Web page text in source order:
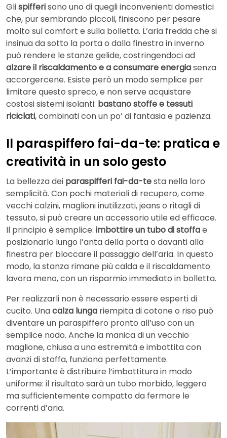
Glispifferisono uno di quegli inconvenienti domestici
che, pur sembrando piccoli, finiscono per pesare
molto sul comfort e sulla bolletta. L’aria fredda che si
insinua da sotto la porta o dalla finestra in inverno
può rendere le stanze gelide, costringendoci ad
alzare il riscaldamento e a consumare energiasenza
accorgercene. Esiste però un modo semplice per
limitare questo spreco, e non serve acquistare
costosi sistemi isolanti: bastano stoffe e tessuti
riciclati, combinati con un po’ di fantasia e pazienza.
Il paraspiffero fai-da-te: pratica e
creatività in un solo gesto
La bellezza dei paraspifferi fai-da-testa nella loro
semplicità. Con pochi materiali di recupero, come
vecchi calzini, maglioni inutilizzati, jeans o ritagli di
tessuto, si può creare un accessorio utile ed efficace.
Il principio è semplice: imbottire un tubo di stoffae
posizionarlo lungo l’anta della porta o davanti alla
finestra per bloccare il passaggio dell’aria. In questo
modo, la stanza rimane più calda e il riscaldamento
lavora meno, con un risparmio immediato in bolletta.
Per realizzarli non è necessario essere esperti di
cucito. Unacalza lunga riempita di cotone o riso può
diventare un paraspiffero pronto all’uso con un
semplice nodo. Anche la manica di un vecchio
maglione, chiusa a una estremità e imbottita con
avanzi di stoffa, funziona perfettamente.
L’importante è distribuire l’imbottitura in modo
uniforme: il risultato sarà un tubo morbido, leggero
ma sufficientemente compatto da fermare le
correnti d’aria.